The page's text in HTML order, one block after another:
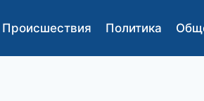
Происшествия Политика